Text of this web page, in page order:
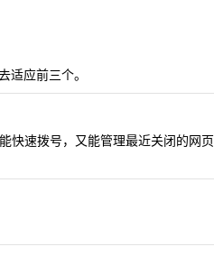
适应前三个。
快速拨号，又能管理最近关闭的网页